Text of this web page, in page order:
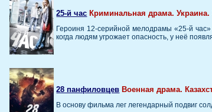
25-й час Криминальная драма. Украина.
Героиня 12-серийной мелодрамы «25-й
когда людям угрожает опасность, у неё
28 панфиловцев Военная драма.
В основу фильма лег легендарный подвиг